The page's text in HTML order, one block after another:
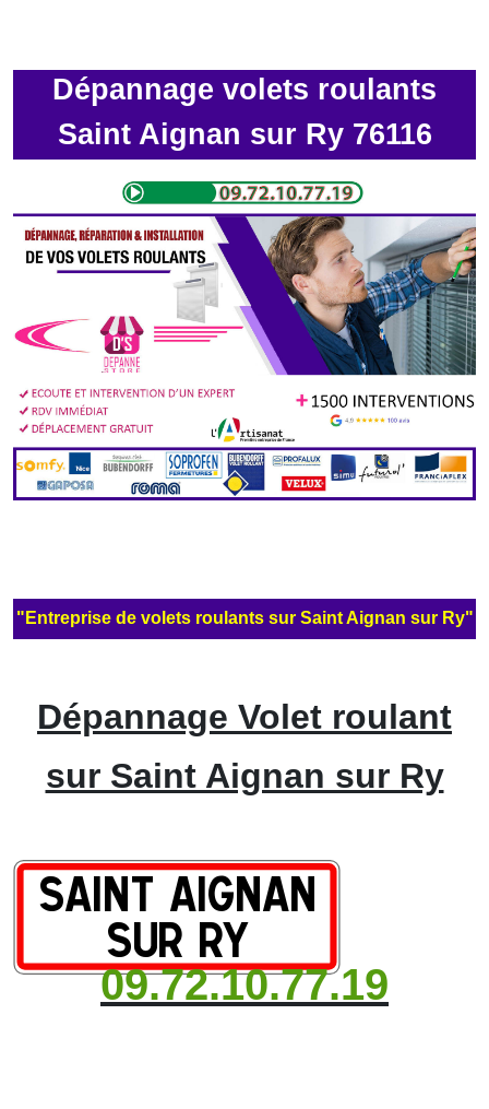
Dépannage volets roulants
Saint Aignan sur Ry 76116
"Entreprise de volets roulants sur Saint Aignan sur Ry"
Dépannage Volet roulant
sur Saint Aignan sur Ry
09.72.10.77.19